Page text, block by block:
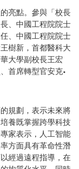
亮點。參與 「校長
、中國工程院院士
、中國工程院院士
樹新，首都醫科大
大學副校長王宏
首席轉型官安克•
規劃， 表示未來將
養既掌握跨學科技
家表示，人工智能
方面具有革命性潛
經過遠程指導，在